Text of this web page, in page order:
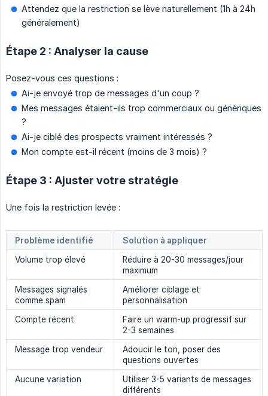
Attendez que la restriction se lève naturellement (1h à 24h
généralement)
Étape 2 : Analyser la cause
Posez-vous ces questions :
Ai-je envoyé trop de messages d'un coup ?
Mes messages étaient-ils trop commerciaux ou génériques
?
Ai-je ciblé des prospects vraiment intéressés ?
Mon compte est-il récent (moins de 3 mois) ?
Étape 3 : Ajuster votre stratégie
Une fois la restriction levée :
Problème identifié
Solution à appliquer
Volume trop élevé
Réduire à 20-30 messages/jour
maximum
Messages signalés
comme spam
Améliorer ciblage et
personnalisation
Compte récent
Faire un warm-up progressif sur
2-3 semaines
Message trop vendeur
Adoucir le ton, poser des
questions ouvertes
Aucune variation
Utiliser 3-5 variants de messages
différents